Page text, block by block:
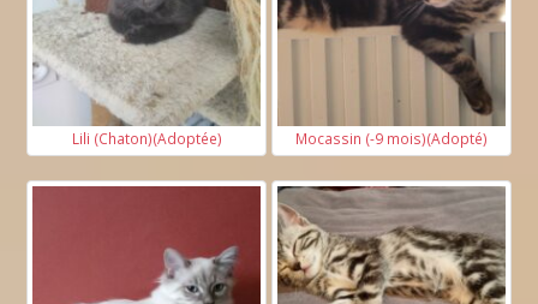
Lili (Chaton)(Adoptée) Mocassin (-9 mois)(Adopté)